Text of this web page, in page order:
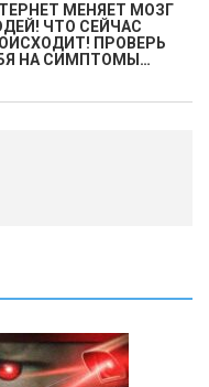
МЕНЯЕТ МОЗГ
ЧТО СЕЙЧАС
ПРОВЕРЬ
НА СИМПТОМЫ…